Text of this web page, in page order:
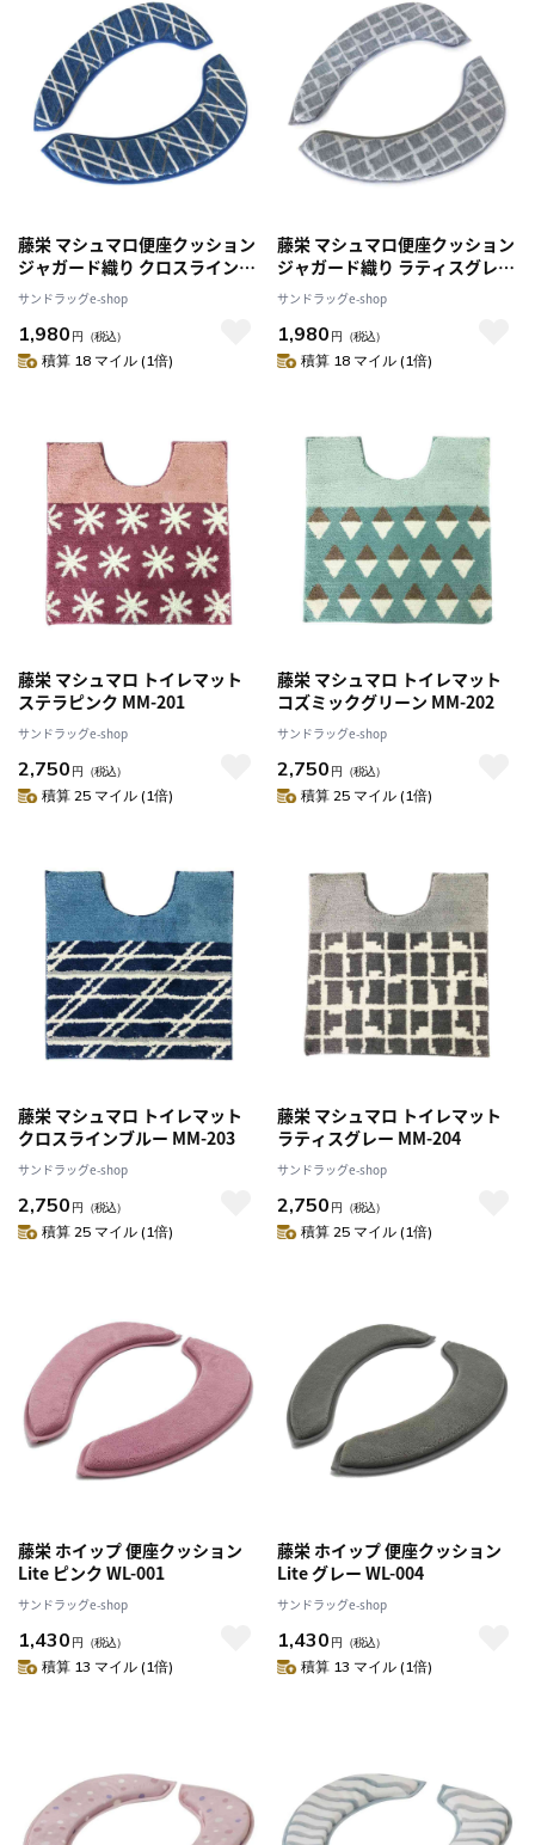
藤栄 マシュマロ便座クッション
ジャガード織り クロスラインブ
ルー MB-1003
サンドラッグe-shop
1,980 円 （税込）
積算 18 マイル (1倍)
藤栄 マシュマロ便座クッション
ジャガード織り ラティスグレー
MB-1004
サンドラッグe-shop
1,980 円 （税込）
積算 18 マイル (1倍)
藤栄 マシュマロ トイレマット
ステラピンク MM-201
サンドラッグe-shop
2,750 円 （税込）
積算 25 マイル (1倍)
藤栄 マシュマロ トイレマット
コズミックグリーン MM-202
サンドラッグe-shop
2,750 円 （税込）
積算 25 マイル (1倍)
藤栄 マシュマロ トイレマット
クロスラインブルー MM-203
サンドラッグe-shop
2,750 円 （税込）
積算 25 マイル (1倍)
藤栄 マシュマロ トイレマット
ラティスグレー MM-204
サンドラッグe-shop
2,750 円 （税込）
積算 25 マイル (1倍)
藤栄 ホイップ 便座クッション
Lite ピンク WL-001
サンドラッグe-shop
1,430 円 （税込）
積算 13 マイル (1倍)
藤栄 ホイップ 便座クッション
Lite グレー WL-004
サンドラッグe-shop
1,430 円 （税込）
積算 13 マイル (1倍)